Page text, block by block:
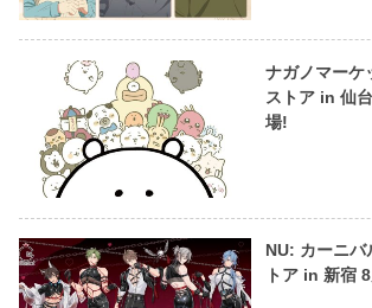
ナガノマーケ
ストア in 仙
場!
NU: カーニバ
トア in 新宿